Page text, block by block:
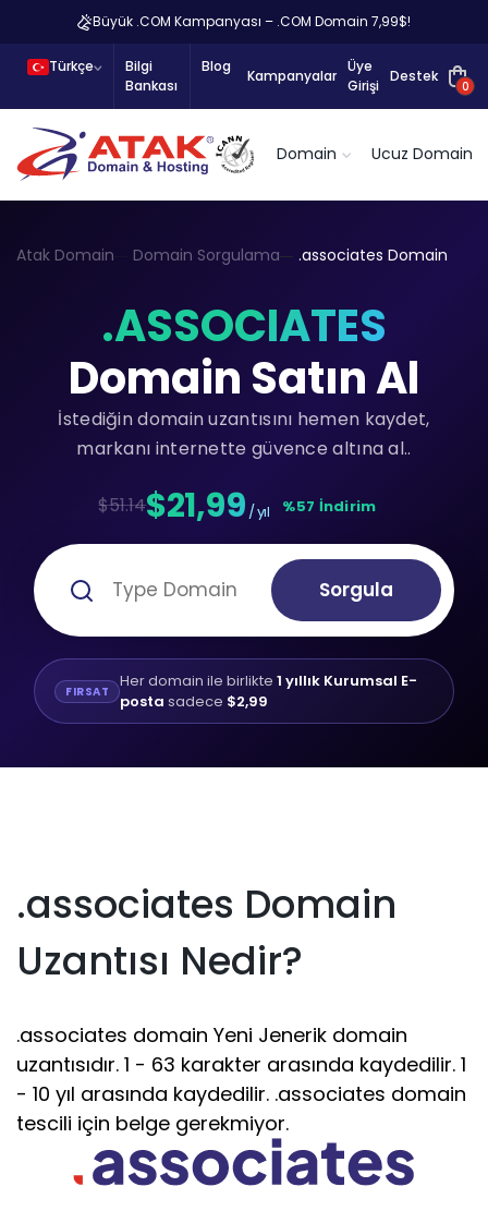
Büyük .COM Kampanyası – .COM Domain 7,99$!
Türkçe
Bilgi
Bankası
Blog
Kampanyalar
Üye
Girişi
Destek
0
Domain Ucuz Domain
Atak Domain Domain Sorgulama .associates Domain
.ASSOCIATES
Domain Satın Al
İstediğin domain uzantısını hemen kaydet,
markanı internette güvence altına al..
$51.14$21,99 / yıl %57 İndirim
Sorgula
FIRSAT Her domain ile birlikte 1 yıllık Kurumsal E-
posta sadece $2,99
.associates Domain
Uzantısı Nedir?
.associates domain Yeni Jenerik domain
uzantısıdır. 1 - 63 karakter arasında kaydedilir. 1
- 10 yıl arasında kaydedilir. .associates domain
tescili için belge gerekmiyor.